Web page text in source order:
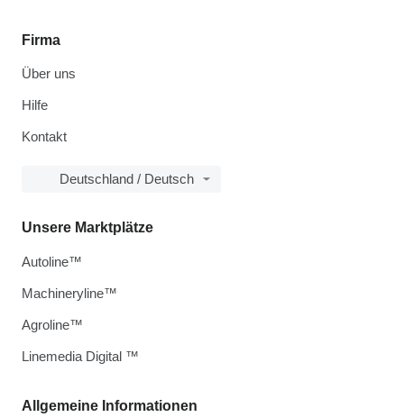
Firma
Über uns
Hilfe
Kontakt
Deutschland / Deutsch
Allgemeine Informationen
Unsere Marktplätze
Autoline™
Machineryline™
Agroline™
Linemedia Digital ™